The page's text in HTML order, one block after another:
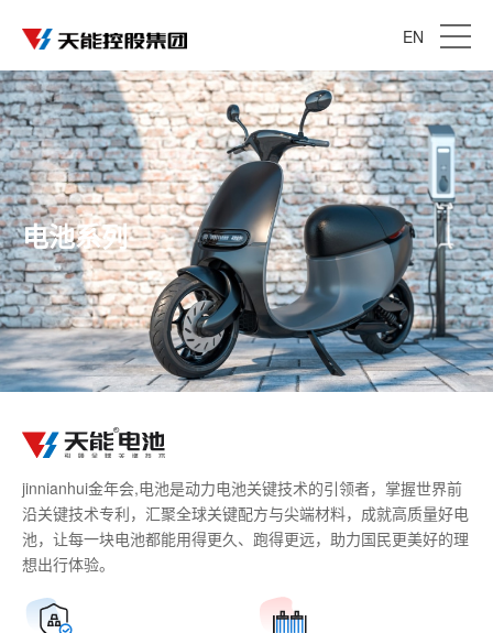
EN
电池系列
jinnianhui金年会,电池是动力电池关键技术的引领者，掌握世界前
沿关键技术专利，汇聚全球关键配方与尖端材料，成就高质量好电
池，让每一块电池都能用得更久、跑得更远，助力国民更美好的理
想出行体验。